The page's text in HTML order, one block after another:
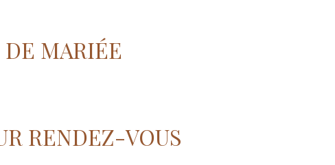
DE MARIÉE
RENDEZ-VOUS